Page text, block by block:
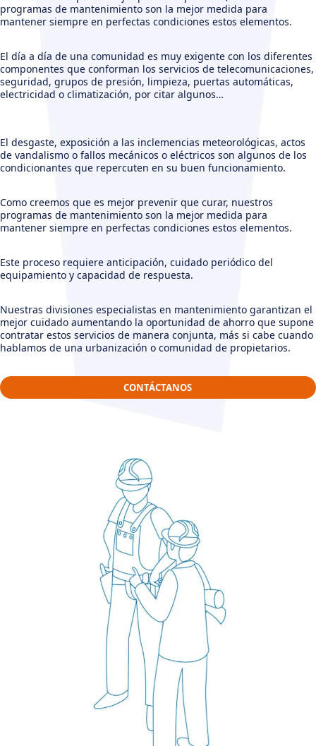
programas de mantenimiento son la mejor medida para
mantener siempre en perfectas condiciones estos elementos.
El día a día de una comunidad es muy exigente con los diferentes
componentes que conforman los servicios de telecomunicaciones,
seguridad, grupos de presión, limpieza, puertas automáticas,
electricidad o climatización, por citar algunos…
El desgaste, exposición a las inclemencias meteorológicas, actos
de vandalismo o fallos mecánicos o eléctricos son algunos de los
condicionantes que repercuten en su buen funcionamiento.
Como creemos que es mejor prevenir que curar, nuestros
programas de mantenimiento son la mejor medida para
mantener siempre en perfectas condiciones estos elementos.
Este proceso requiere anticipación, cuidado periódico del
equipamiento y capacidad de respuesta.
Nuestras divisiones especialistas en mantenimiento garantizan el
mejor cuidado aumentando la oportunidad de ahorro que supone
contratar estos servicios de manera conjunta, más si cabe cuando
hablamos de una urbanización o comunidad de propietarios.
CONTÁCTANOS